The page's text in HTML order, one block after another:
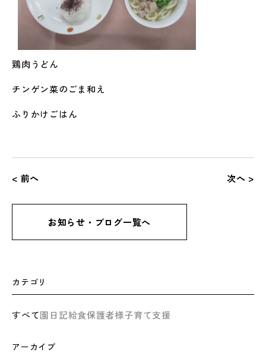
鶏肉うどん
チンゲン菜のごま和え
ふりかけごはん
< 前へ 次へ >
お知らせ・ブログ一覧へ
カテゴリ
すべて園日記給食保護者様子育て支援
アーカイブ